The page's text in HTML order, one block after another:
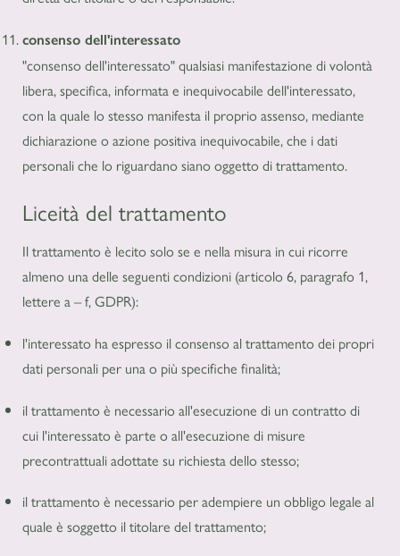
consenso dell'interessato
"consenso dell'interessato" qualsiasi manifestazione di volontà
libera, specifica, informata e inequivocabile dell'interessato,
con la quale lo stesso manifesta il proprio assenso, mediante
dichiarazione o azione positiva inequivocabile, che i dati
personali che lo riguardano siano oggetto di trattamento.
Liceità del trattamento
Il trattamento è lecito solo se e nella misura in cui ricorre
almeno una delle seguenti condizioni (articolo 6, paragrafo 1,
lettere a – f, GDPR):
l'interessato ha espresso il consenso al trattamento dei propri
dati personali per una o più specifiche finalità;
il trattamento è necessario all'esecuzione di un contratto di
cui l'interessato è parte o all'esecuzione di misure
precontrattuali adottate su richiesta dello stesso;
il trattamento è necessario per adempiere un obbligo legale al
quale è soggetto il titolare del trattamento;